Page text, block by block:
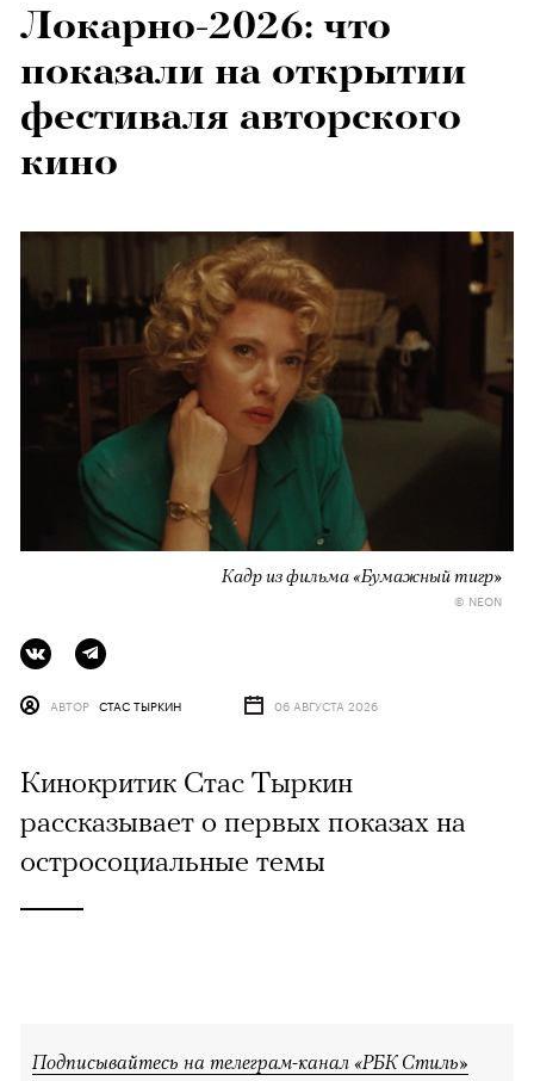
Локарно-2026: что
показали на открытии
фестиваля авторского
кино
Кадр из фильма «Бумажный тигр»
© NEON
АВТОР СТАС ТЫРКИН 06 АВГУСТА 2026
Кинокритик Стас Тыркин
рассказывает о первых показах на
остросоциальные темы
Подписывайтесь на телеграм-канал «РБК Стиль»